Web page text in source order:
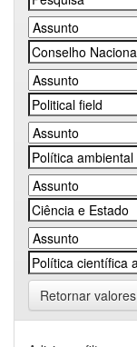
Retornar valores